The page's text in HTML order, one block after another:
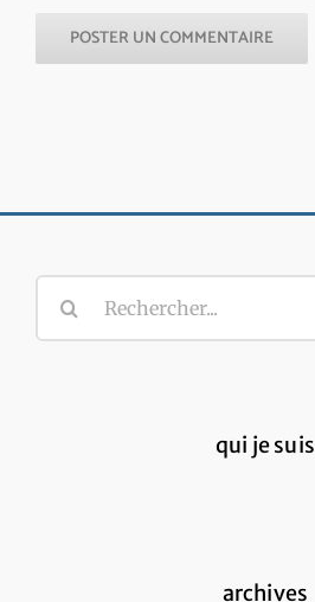
Rechercher:
qui je suis
archives